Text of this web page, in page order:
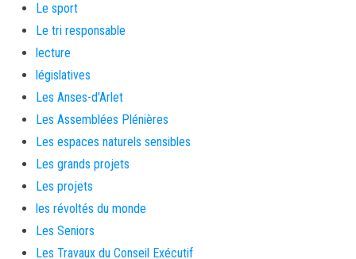
Le sport
Le tri responsable
lecture
législatives
Les Anses-d'Arlet
Les Assemblées Plénières
Les espaces naturels sensibles
Les grands projets
Les projets
les révoltés du monde
Les Seniors
Les Travaux du Conseil Exécutif